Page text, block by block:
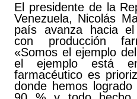
El presidente de la
Venezuela, Nicolás
país avanza hacia el
con producción
«Somos el ejemplo
el ejemplo está
farmacéutico es
donde hemos logrado